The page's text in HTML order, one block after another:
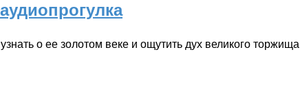
о ее золотом веке и ощутить дух великого торжища